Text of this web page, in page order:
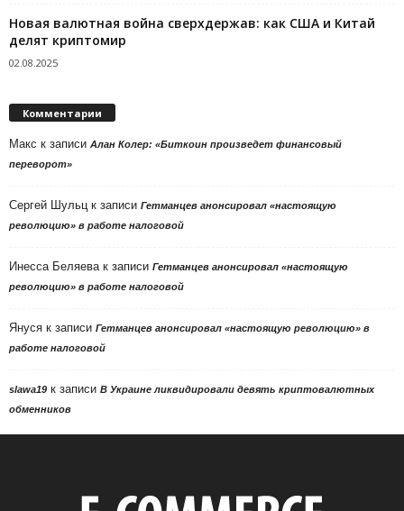
Новая валютная война сверхдержав: как США и Китай
делят криптомир
02.08.2025
Комментарии
Макс к записи Алан Колер: «Биткоин произведет финансовый
переворот»
Сергей Шульц к записи Гетманцев анонсировал «настоящую
революцию» в работе налоговой
Инесса Беляева к записи Гетманцев анонсировал «настоящую
революцию» в работе налоговой
Януся к записи Гетманцев анонсировал «настоящую революцию» в
работе налоговой
slawa19 к записи В Украине ликвидировали девять криптовалютных
обменников